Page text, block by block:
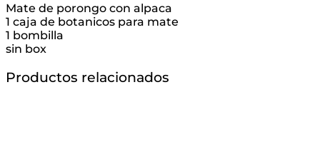
Mate de porongo con alpaca
1 caja de botanicos para mate
1 bombilla
sin box
Productos relacionados